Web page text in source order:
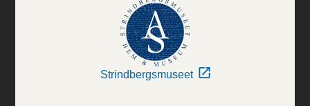
Strindbergsmuseet